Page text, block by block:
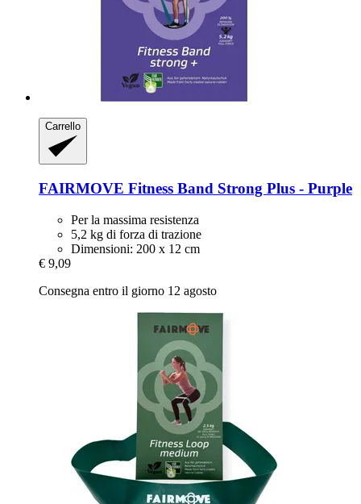
Carrello
FAIRMOVE Fitness Band Strong Plus -​ Purple
Per la massima resistenza
5,2 kg di forza di trazione
Dimensioni: 200 x 12 cm
€ 9,09
Consegna entro il giorno 12 agosto